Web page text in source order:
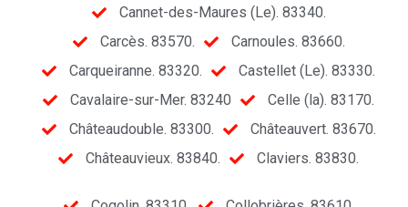
Cannet-des-Maures (Le). 83340.
Carcès. 83570.
Carnoules. 83660.
Carqueiranne. 83320.
Castellet (Le). 83330.
Cavalaire-sur-Mer. 83240
Celle (la). 83170.
Châteaudouble. 83300.
Châteauvert. 83670.
Châteauvieux. 83840.
Claviers. 83830.